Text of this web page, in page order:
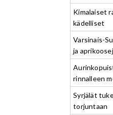
Kimalaiset
kädelliset
Varsinais-
ja
rinnalleen
Syrjälät
torjuntaan